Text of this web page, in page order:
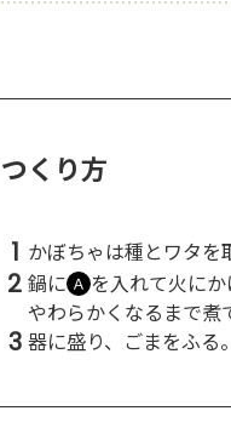
つくり方
1 かぼちゃは種とワタを
2 鍋に Ａ を入れて火に
やわらかくなるまで煮
3 器に盛り、ごまをふる。